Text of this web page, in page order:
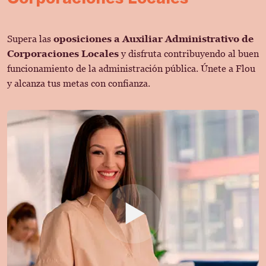
Supera las oposiciones a Auxiliar Administrativo de
Corporaciones Localesy disfruta contribuyendo al buen
funcionamiento de la administración pública. Únete a Flou
y alcanza tus metas con confianza.